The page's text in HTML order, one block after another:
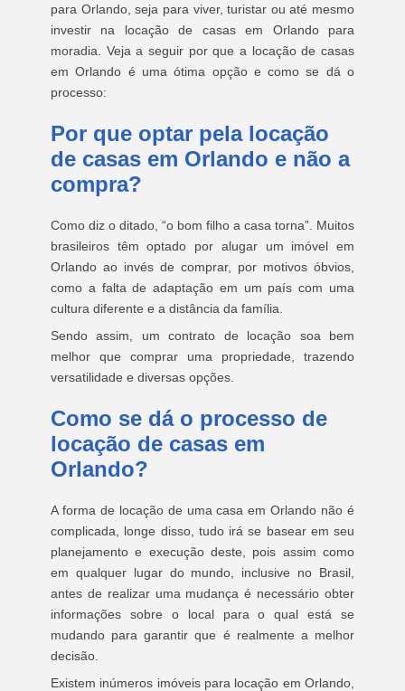
para Orlando, seja para viver, turistar ou até mesmo
investir na locação de casas em Orlando para
moradia. Veja a seguir por que a locação de casas
em Orlando é uma ótima opção e como se dá o
processo:
Por que optar pela locação
de casas em Orlando e não a
compra?
Como diz o ditado, “o bom filho a casa torna”. Muitos
brasileiros têm optado por alugar um imóvel em
Orlando ao invés de comprar, por motivos óbvios,
como a falta de adaptação em um país com uma
cultura diferente e a distância da família.
Sendo assim, um contrato de locação soa bem
melhor que comprar uma propriedade, trazendo
versatilidade e diversas opções.
Como se dá o processo de
locação de casas em
Orlando?
A forma de locação de uma casa em Orlando não é
complicada, longe disso, tudo irá se basear em seu
planejamento e execução deste, pois assim como
em qualquer lugar do mundo, inclusive no Brasil,
antes de realizar uma mudança é necessário obter
informações sobre o local para o qual está se
mudando para garantir que é realmente a melhor
decisão.
Existem inúmeros imóveis para locação em Orlando,